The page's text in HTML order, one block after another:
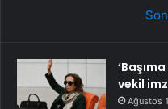
vekil
Ağustos